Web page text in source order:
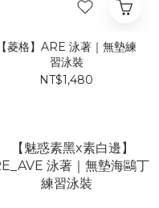
【菱格】ARE 泳著｜無墊練
習泳裝
NT$1,480